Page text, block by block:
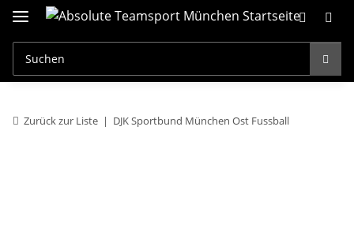
Zurück zur Liste DJK Sportbund München Ost Fussball